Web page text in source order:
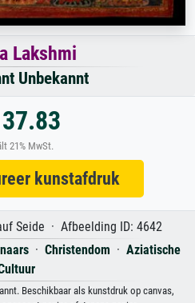
Lakshmi
Unbekannt
21% MwSt.
kunstafdruk
Seide · Afbeelding ID: 4642
· Christendom · Aziatische
Beschikbaar als kunstdruk op canvas,